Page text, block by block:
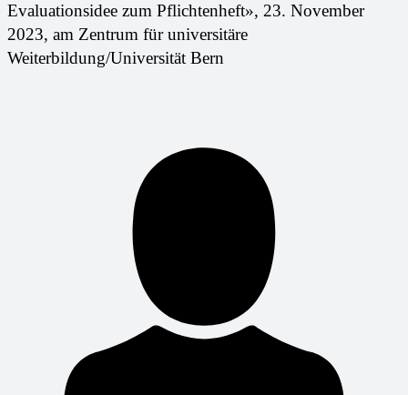
Evaluationsidee zum Pflichtenheft», 23. November
2023, am Zentrum für universitäre
Weiterbildung/Universität Bern